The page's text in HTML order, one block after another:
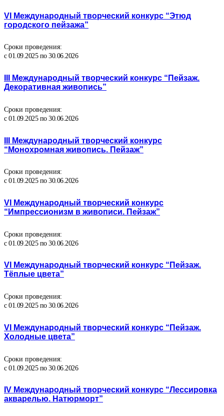
VI Международный творческий конкурс “Этюд
городского пейзажа”
Сроки проведения:
с 01.09.2025 по 30.06.2026
III Международный творческий конкурс “Пейзаж.
Декоративная живопись”
Сроки проведения:
с 01.09.2025 по 30.06.2026
III Международный творческий конкурс
“Монохромная живопись. Пейзаж”
Сроки проведения:
с 01.09.2025 по 30.06.2026
VI Международный творческий конкурс
“Импрессионизм в живописи. Пейзаж”
Сроки проведения:
с 01.09.2025 по 30.06.2026
VI Международный творческий конкурс “Пейзаж.
Тёплые цвета”
Сроки проведения:
с 01.09.2025 по 30.06.2026
VI Международный творческий конкурс “Пейзаж.
Холодные цвета”
Сроки проведения:
с 01.09.2025 по 30.06.2026
IV Международный творческий конкурс “Лессировка
акварелью. Натюрморт”